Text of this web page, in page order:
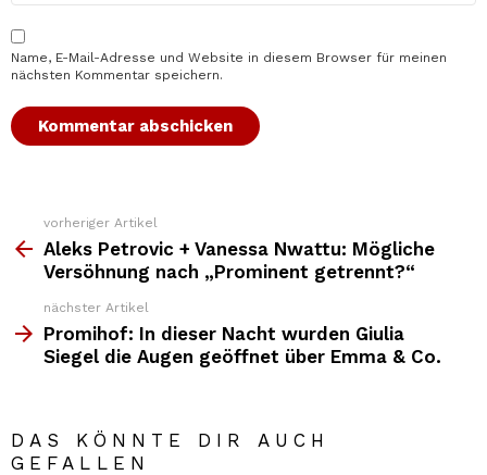
Name, E-Mail-Adresse und Website in diesem Browser für meinen
nächsten Kommentar speichern.
Weitere
Top
News
vorheriger Artikel
Aleks Petrovic + Vanessa Nwattu: Mögliche
Versöhnung nach „Prominent getrennt?“
nächster Artikel
Promihof: In dieser Nacht wurden Giulia
Siegel die Augen geöffnet über Emma & Co.
DAS KÖNNTE DIR AUCH
GEFALLEN